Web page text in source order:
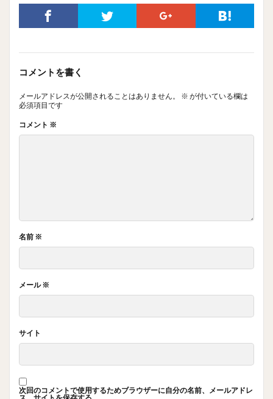
コメントを書く
メールアドレスが公開されることはありません。 ※ が付いている欄は
必須項目です
コメント ※
名前 ※
メール※
サイト
次回のコメントで使用するためブラウザーに自分の名前、メールアドレ